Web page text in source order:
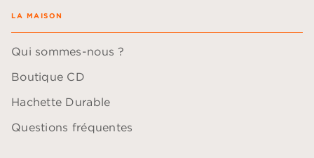
LA MAISON
Qui sommes-nous ?
Boutique CD
Hachette Durable
Questions fréquentes